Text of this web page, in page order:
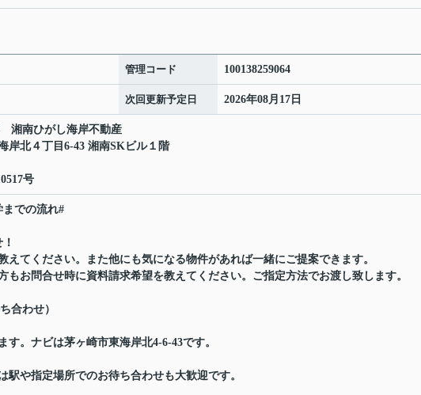
管理コード 100138259064
次回更新予定日 2026年08月17日
湘南ひがし海岸不動産
岸北４丁目6-43 湘南SKビル１階
号
での流れ#
えてください。また他にも気になる物件があれば一緒にご提案できます。
もお問合せ時に資料請求希望を教えてください。ご指定方法でお渡し致します。
合わせ）
す。ナビは茅ヶ崎市東海岸北4-6-43です。
駅や指定場所でのお待ち合わせも大歓迎です。